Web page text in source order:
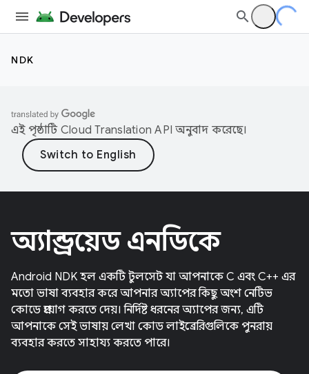
NDK
এই পৃষ্ঠাটি Cloud Translation API অনুবাদ করেছে।
অ্যান্ড্রয়েড এনডিকে
Android NDK হল একটি টুলসেট যা আপনাকে C এবং C++ এর
মতো ভাষা ব্যবহার করে আপনার অ্যাপের কিছু অংশ নেটিভ
কোডে প্রয়োগ করতে দেয়। নির্দিষ্ট ধরনের অ্যাপের জন্য, এটি
আপনাকে সেই ভাষায় লেখা কোড লাইব্রেরিগুলিকে পুনরায়
ব্যবহার করতে সাহায্য করতে পারে।